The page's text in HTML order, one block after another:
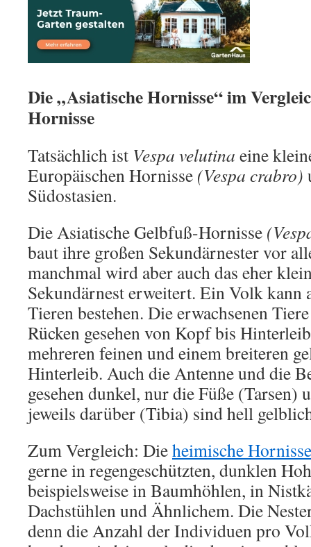
Die „Asiatische Hornisse“ im
Hornisse
Tatsächlich ist Vespa velutina eine
Europäischen Hornisse (Vespa crabro)
Südostasien.
Die Asiatische Gelbfuß-Hornisse
baut ihre großen Sekundärnester vor
manchmal wird aber auch das eher
Sekundärnest erweitert. Ein Volk kann
Tieren bestehen. Die erwachsenen
Rücken gesehen von Kopf bis
mehreren feinen und einem breiteren
Hinterleib. Auch die Antenne und die
gesehen dunkel, nur die Füße (Tarsen)
jeweils darüber (Tibia) sind hell
Zum Vergleich: Dieheimische Hornisse
gerne in regengeschützten, dunklen
beispielsweise in Baumhöhlen, in
Dachstühlen und Ähnlichem. Die
denn die Anzahl der Individuen pro